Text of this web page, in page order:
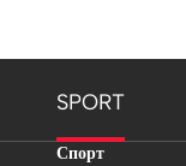
SPORT
Спорт